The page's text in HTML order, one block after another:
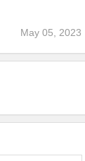
May 05, 2023